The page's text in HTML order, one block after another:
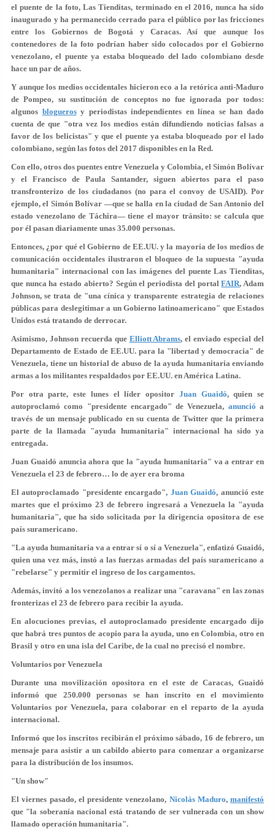
el puente de la foto, Las Tienditas, terminado en el 2016, nunca ha sido
inaugurado y ha permanecido cerrado para el público por las fricciones
entre los Gobiernos de Bogotá y Caracas. Así que aunque los
contenedores de la foto podrían haber sido colocados por el Gobierno
venezolano, el puente ya estaba bloqueado del lado colombiano desde
hace un par de años.
Y aunque los medios occidentales hicieron eco a la retórica anti-Maduro
de Pompeo, su sustitución de conceptos no fue ignorada por todos:
algunos bloguerosy periodistas independientes en línea se han dado
cuenta de que "otra vez los medios están difundiendo noticias falsas a
favor de los belicistas" y que el puente ya estaba bloqueado por el lado
colombiano, según las fotos del 2017 disponibles en la Red.
Con ello, otros dos puentes entre Venezuela y Colombia, el Simón Bolívar
y el Francisco de Paula Santander, siguen abiertospara el paso
transfronterizo de los ciudadanos (no para el convoy de USAID). Por
ejemplo, el Simón Bolívar —que se halla en la ciudad de San Antonio del
estado venezolano de Táchira— tiene el mayor tránsito: se calcula que
por él pasan diariamente unas 35.000 personas.
Entonces, ¿por qué el Gobierno de EE.UU. y la mayoría de los medios de
comunicación occidentales ilustraron el bloqueo de la supuesta "ayuda
humanitaria" internacional con las imágenes del puente Las Tienditas,
que nunca ha estado abierto? Según el periodista del portalFAIR, Adam
Johnson, se trata de "una cínica y transparente estrategia de relaciones
públicas para deslegitimar a un Gobierno latinoamericano" que Estados
Unidos está tratando de derrocar.
Asimismo, Johnson recuerda que Elliott Abrams, el enviado especial del
Departamento de Estado de EE.UU. para la "libertad y democracia" de
Venezuela, tiene un historial de abuso de la ayuda humanitaria enviando
armas a los militantes respaldados por EE.UU. en América Latina.
Por otra parte, este lunes el líder opositor Juan Guaidó, quien se
autoproclamó como "presidente encargado" de Venezuela, anunció a
través de un mensaje publicado en su cuenta de Twitter que la primera
parte de la llamada "ayuda humanitaria" internacional ha sido ya
entregada.
Juan Guaidó anuncia ahora que la "ayuda humanitaria" va a entrar en
Venezuela el 23 de febrero… lo de ayer era broma
El autoproclamado "presidente encargado", Juan Guaidó, anunció este
martes que el próximo 23 de febrero ingresará a Venezuela la "ayuda
humanitaria", que ha sido solicitada por la dirigencia opositora de ese
país suramericano.
"La ayuda humanitaria va a entrar sí o sí a Venezuela", enfatizó Guaidó,
quien una vez más, instó a las fuerzas armadas del país suramericano a
"rebelarse" y permitir el ingreso de los cargamentos.
Además, invitó a los venezolanos a realizar una "caravana" en las zonas
fronterizas el 23 de febrero para recibir la ayuda.
En alocuciones previas, el autoproclamado presidente encargado dijo
que habrá tres puntos de acopio para la ayuda, uno en Colombia, otro en
Brasil y otro en una isla del Caribe, de la cual no precisó el nombre.
Voluntarios por Venezuela
Durante una movilización opositora en el este de Caracas, Guaidó
informó que 250.000 personas se han inscrito en el movimiento
Voluntarios por Venezuela, para colaborar en el reparto de la ayuda
internacional.
Informó que los inscritos recibirán el próximo sábado, 16 de febrero, un
mensaje para asistir a un cabildo abierto para comenzar a organizarse
para la distribución de los insumos.
"Un show"
El viernes pasado, el presidente venezolano, Nicolás Maduro, manifestó
que "la soberanía nacional está tratando de ser vulnerada con un show
llamado operación humanitaria".